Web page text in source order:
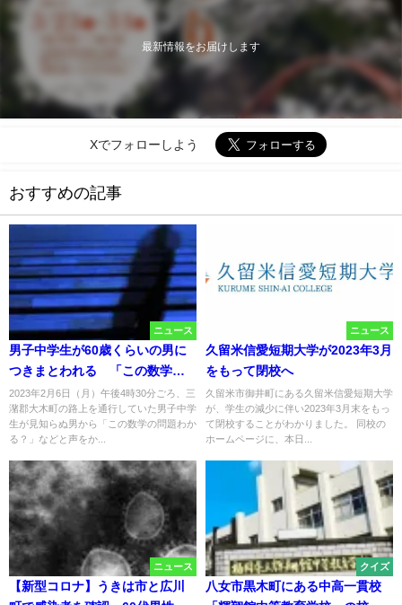
最新情報をお届けします
Xでフォローしよう
おすすめの記事
ニュース
男子中学生が60歳くらいの男に
つきまとわれる 「この数学の
問題わかる？」などと声かけ
（大木町）
2023年2月6日（月）午後4時30分ごろ、三
潴郡大木町の路上を通行していた男子中学
生が見知らぬ男から「この数学の問題わか
る？」などと声をか...
ニュース
久留米信愛短期大学が2023年3月
をもって閉校へ
久留米市御井町にある久留米信愛短期大学
が、学生の減少に伴い2023年3月末をもっ
て閉校することがわかりました。 同校の
ホームページに、本日...
ニュース
【新型コロナ】うきは市と広川
クイズ
八女市黒木町にある中高一貫校